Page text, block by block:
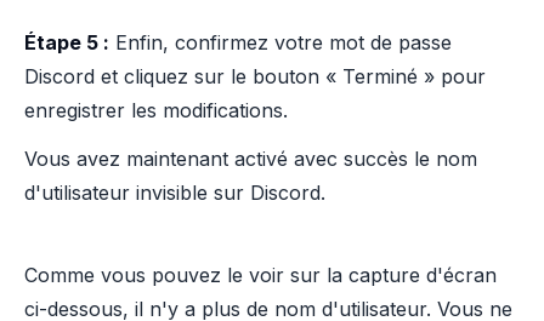
Étape 5 : Enfin, confirmez votre mot de passe
Discord et cliquez sur le bouton « Terminé » pour
enregistrer les modifications.
Vous avez maintenant activé avec succès le nom
d'utilisateur invisible sur Discord.
Comme vous pouvez le voir sur la capture d'écran
ci-dessous, il n'y a plus de nom d'utilisateur. Vous ne